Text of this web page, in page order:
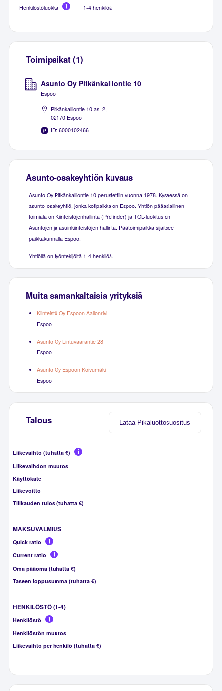
Henkilöstöluokka
1-4 henkilöä
Toimipaikat (1)
Asunto Oy Pitkänkalliontie 10
Espoo
Pitkänkalliontie 10 as. 2,
02170 Espoo
ID: 6000102466
Asunto-osakeyhtiön kuvaus
Asunto Oy Pitkänkalliontie 10 perustettiin vuonna 1978. Kyseessä on
asunto-osakeyhtiö, jonka kotipaikka on Espoo. Yhtiön pääasiallinen
toimiala on Kiinteistöjenhallinta (Profinder) ja TOL-luokitus on
Asuntojen ja asuinkiinteistöjen hallinta. Päätoimipaikka sijaitsee
paikkakunnalla Espoo.
Yhtiöllä on työntekijöitä 1-4 henkilöä.
Muita samankaltaisia yrityksiä
Kiinteistö Oy Espoon Aallonrivi
Espoo
Asunto Oy Lintuvaarantie 28
Espoo
Asunto Oy Espoon Koivumäki
Espoo
Lataa Pikaluottosuositus
Talous
Liikevaihto (tuhatta €)
Liikevaihdon muutos
Käyttökate
Liikevoitto
Tilikauden tulos (tuhatta €)
MAKSUVALMIUS
Quick ratio
Current ratio
Oma pääoma (tuhatta €)
Taseen loppusumma (tuhatta €)
HENKILÖSTÖ (1-4)
Henkilöstö
Henkilöstön muutos
Liikevaihto per henkilö (tuhatta €)